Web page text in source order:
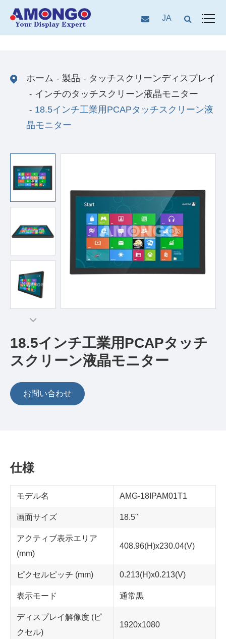
JA
ホーム 製品
タッチスクリーンディスプレイ
インチのタッチスクリーン液晶モニター
18.5インチ工業用PCAPタッチスクリーン液
晶モニター
18.5インチ工業用PCAPタッチ
スクリーン液晶モニター
お問い合わせ
仕様
モデル名 AMG-18IPAM01T1
画面サイズ 18.5"
アクティブ表示エリア
(mm)
408.96(H)x230.04(V)
ピクセルピッチ (mm) 0.213(H)x0.213(V)
表示モード 通常黒
ディスプレイ解像度 (ピ
クセル)
1920x1080